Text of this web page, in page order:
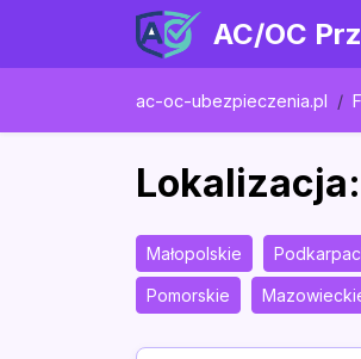
AC/OC
ac-oc-ubezpieczenia.pl
Małopolskie
Pomorskie